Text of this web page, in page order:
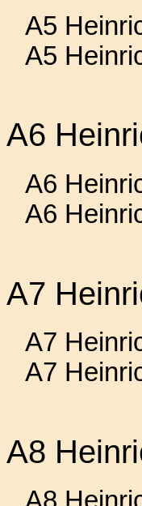
A5
A5
A6
A6
A6
A7
A7
A7
A8